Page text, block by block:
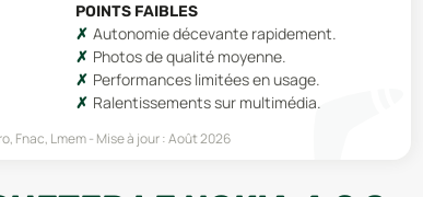
POINTS FAIBLES
Autonomie décevante rapidement.
Photos de qualité moyenne.
Performances limitées en usage.
Ralentissements sur multimédia.
Fnac, Lmem Mise à jour :Août 2026